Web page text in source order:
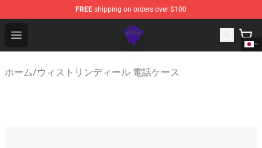
FREE shipping on orders over $100
Open menu
WhistlinDiesel Shop - Official WhistlinDiesel
ホーム/ウィストリンディール 電話ケース